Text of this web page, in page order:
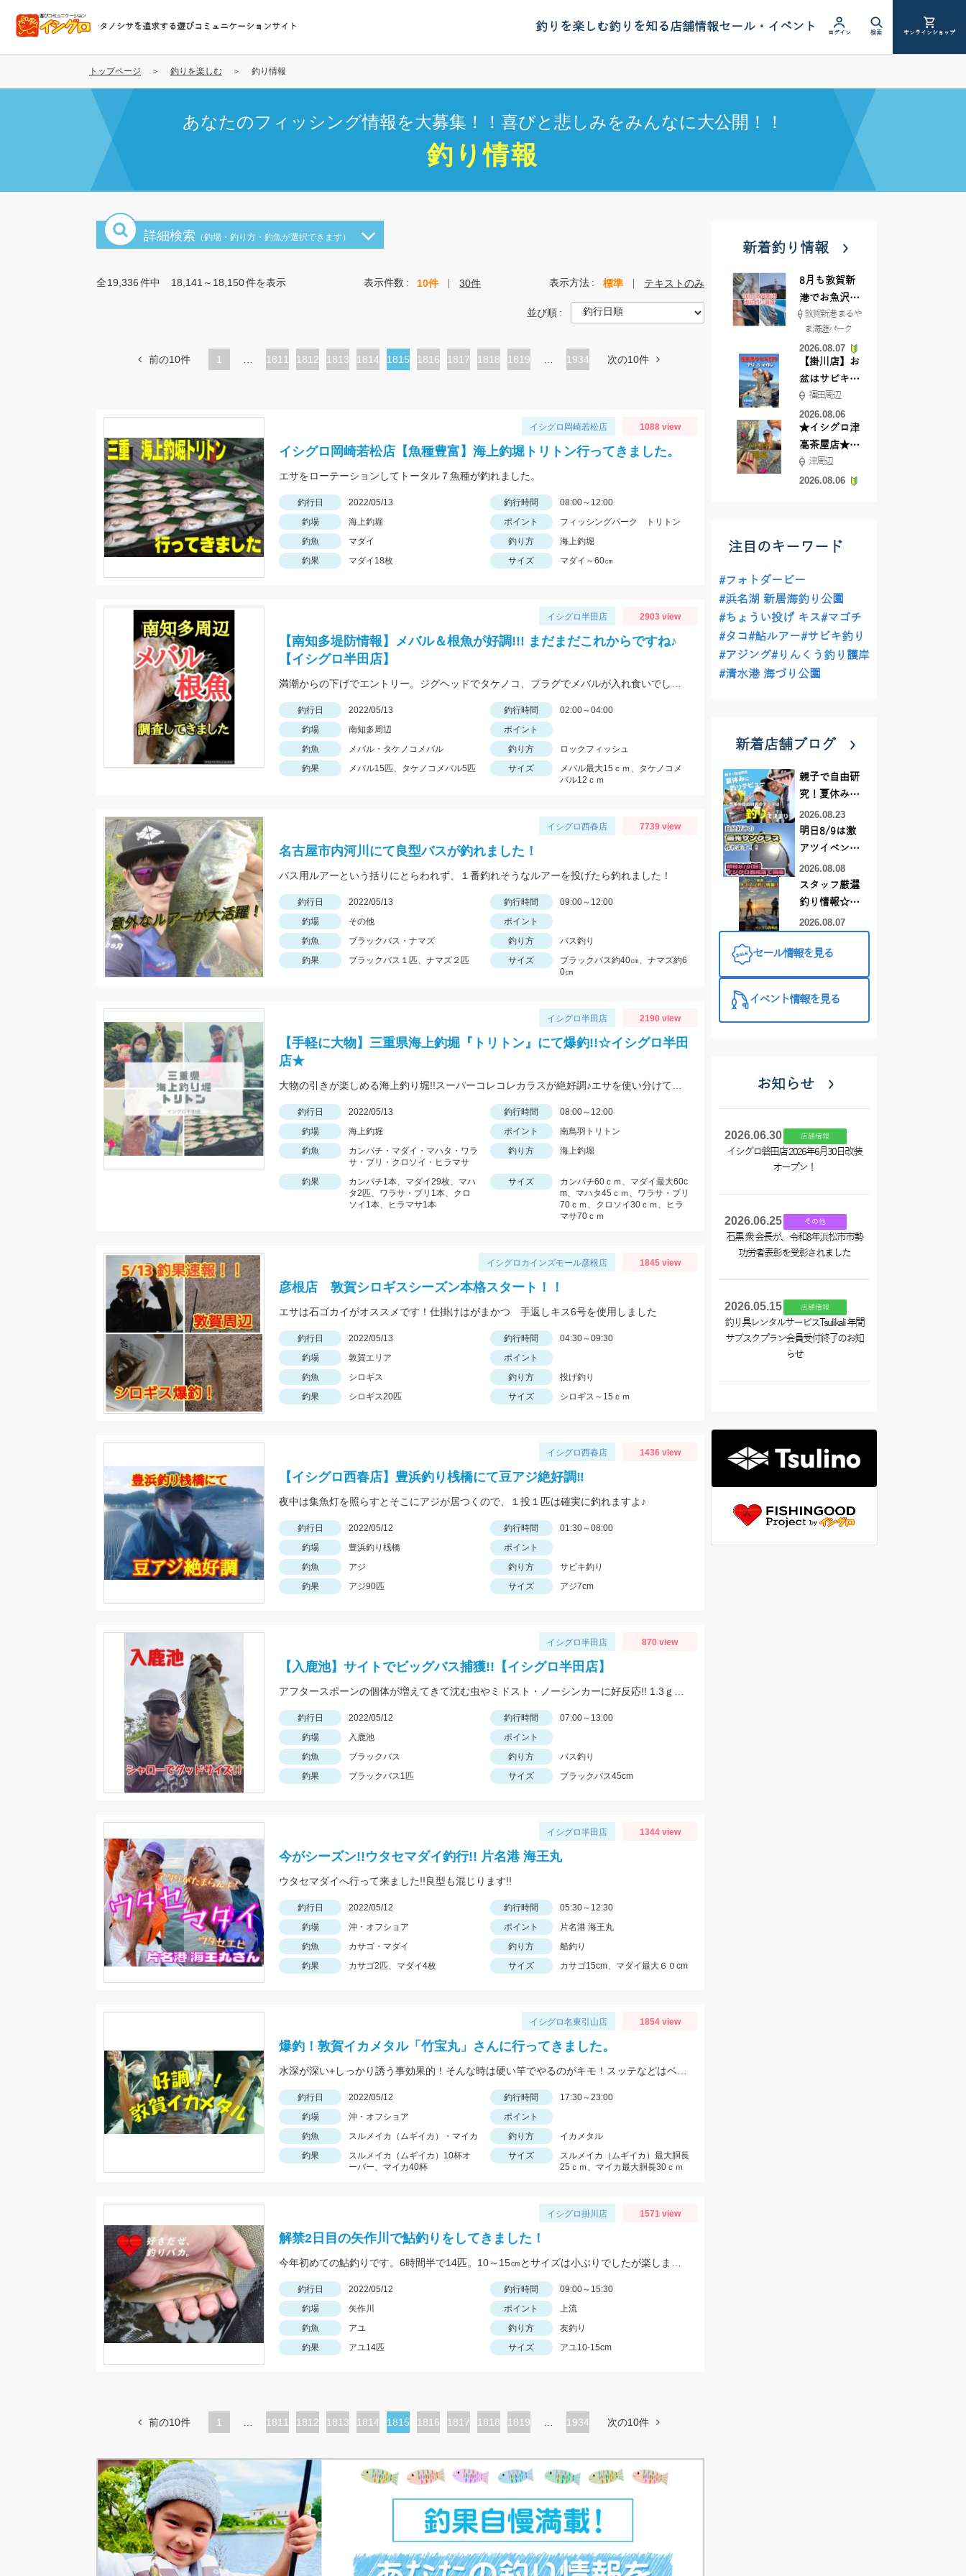
コ
テ
タノシサを追求する遊びコミュニケーションサイト 釣りを楽しむ釣りを知る店舗情報セール・イベント ログイン 検索 オンラインショップ
トップページ 釣りを楽しむ 釣り情報
あなたのフィッシング情報を大募集！！喜びと悲しみをみんなに大公開！！
釣り情報
詳細検索 （釣場・釣り方・釣魚が選択できます）
全19,336件中 18,141～18,150件を表示 表示件数 10件 30件 表示方法 標準 テキストのみ
並び順
前の10件 1
ペ
1811
ペ
1812
ペ
1813
ペ
1814
カ
ペ
1815
ペ
1816
ペ
1817
ペ
1818
ペ
1819 1934 次の10件
イシグロ岡崎若松店 1088 view
イシグロ岡崎若松店【魚種豊富】海上釣堀トリトン行ってきました。
エサをローテーションしてトータル７魚種が釣れました。
釣行日 2022/05/13 釣行時間
08:00～12:00
釣場
海上釣堀 ポイント
フィッシングパーク トリトン
釣魚
マダイ 釣り方
海上釣堀
釣果
マダイ18枚 サイズ マダイ～60㎝
イシグロ半田店 2903 view
【南知多堤防情報】メバル＆根魚が好調!!! まだまだこれからですね♪
【イシグロ半田店】
釣行日 2022/05/13 釣行時間
02:00～04:00
釣場
南知多周辺
ポイント
釣魚
メバル・タケノコメバル 釣り方
ロックフィッシュ
釣果
メバル15匹、タケノコメバル5匹 サイズ
メバル最大15ｃｍ、タケノコメ
バル12ｃｍ
イシグロ西春店 7739 view
名古屋市内河川にて良型バスが釣れました！
バス用ルアーという括りにとらわれず、１番釣れそうなルアーを投げたら釣れました！
釣行日 2022/05/13 釣行時間
09:00～12:00
釣場
その他
ポイント
釣魚
ブラックバス・ナマズ 釣り方
バス釣り
釣果
ブラックバス１匹、ナマズ２匹 サイズ
ブラックバス約40㎝、ナマズ約6
0㎝
イシグロ半田店 2190 view
【手軽に大物】三重県海上釣堀『トリトン』にて爆釣!!☆イシグロ半田
店★
釣行日 2022/05/13 釣行時間
08:00～12:00
釣場
海上釣堀 ポイント
南鳥羽トリトン
釣魚
カンパチ・マダイ・マハタ・ワラ
サ・ブリ・クロソイ・ヒラマサ
釣り方 海上釣堀
釣果
カンパチ1本、マダイ29枚、マハ
タ2匹、ワラサ・ブリ1本、クロ
ソイ1本、ヒラマサ1本
サイズ
カンパチ60ｃｍ、マダイ最大60c
m、マハタ45ｃｍ、ワラサ・ブリ
70ｃｍ、クロソイ30ｃｍ、ヒラ
マサ70ｃｍ
イシグロカインズモール彦根店 1845 view
彦根店 敦賀シロギスシーズン本格スタート！！
エサは石ゴカイがオススメです！仕掛けはがまかつ 手返しキス6号を使用しました
釣行日 2022/05/13 釣行時間
04:30～09:30
釣場
敦賀エリア
ポイント
釣魚
シロギス 釣り方
投げ釣り
釣果
シロギス20匹 サイズ シロギス～15ｃｍ
イシグロ西春店 1436 view
【イシグロ西春店】豊浜釣り桟橋にて豆アジ絶好調‼
夜中は集魚灯を照らすとそこにアジが居つくので、１投１匹は確実に釣れますよ♪
釣行日 2022/05/12 釣行時間
01:30～08:00
釣場
豊浜釣り桟橋
ポイント
釣魚
アジ 釣り方
サビキ釣り
釣果
アジ90匹 サイズ アジ7cm
イシグロ半田店 870 view
【入鹿池】サイトでビッグバス捕獲!!【イシグロ半田店】
釣行日 2022/05/12 釣行時間
07:00～13:00
釣場
入鹿池
ポイント
釣魚
ブラックバス 釣り方
バス釣り
釣果
ブラックバス1匹 サイズ ブラックバス45cm
イシグロ半田店 1344 view
今がシーズン!!ウタセマダイ釣行!! 片名港 海王丸
ウタセマダイへ行って来ました!!良型も混じります!!
釣行日 2022/05/12 釣行時間
05:30～12:30
釣場
沖・オフショア ポイント
片名港 海王丸
釣魚
カサゴ・マダイ 釣り方
船釣り
釣果
カサゴ2匹、マダイ4枚 サイズ カサゴ15cm、マダイ最大６０cm
イシグロ名東引山店 1854 view
爆釣！敦賀イカメタル「竹宝丸」さんに行ってきました。
釣行日 2022/05/12 釣行時間
17:30～23:00
釣場
沖・オフショア
ポイント
釣魚
スルメイカ（ムギイカ）・マイカ 釣り方
イカメタル
釣果
スルメイカ（ムギイカ）10杯オ
ーバー、マイカ40杯
サイズ
スルメイカ（ムギイカ）最大胴長
25ｃｍ、マイカ最大胴長30ｃｍ
イシグロ掛川店 1571 view
解禁2日目の矢作川で鮎釣りをしてきました！
釣行日 2022/05/12 釣行時間
09:00～15:30
釣場
矢作川 ポイント
上流
釣魚
アユ 釣り方
友釣り
釣果
アユ14匹 サイズ アユ10-15cm
前の10件 1
ペ
1811
ペ
ジ
1812
ペ
1813
ペ
1814
カ
ト
ジ
1815
ペ
1816
ペ
1817
ペ
1818
ペ
1819 1934 次の10件
新着釣り情報
8月も敦賀新
港でお魚沢山
♪ イシグロ彦
根店
敦賀新港 まるや
ま海遊パーク
2026.08.07
【掛川店】お
盆はサビキ釣
りいきません
か?
福田周辺
2026.08.06
★イシグロ津
高茶屋店★津
近郊ハゼ釣れ
てます！
津周辺
2026.08.06
注目のキーワード
#フォトダービー
#浜名湖 新居海釣り公園
#ちょうい投げ キス#マゴチ
#タコ#鮎ルアー#サビキ釣り
#アジング#りんくう釣り護岸
#清水港 海づり公園
新着店舗ブログ
親子で自由研
究！夏休みに
釣りデビュー
2026.08.23
明日8/9は激
アツイベント
日！！！～オ
ーダー偏光グ
ラス受注会～
2026.08.08
スタッフ厳選
釣り情報☆彡
連休は何釣り
♪【イシグロ
2026.08.07
セール情報を見る
イベント情報を見る
お知らせ
2026.06.30 店舗情報
イシグロ磐田店 2026年6月30日改装
オープン！
2026.06.25 その他
石黒 衆 会長が、令和8年浜松市市勢
功労者表彰を受彰されました
2026.05.15 店舗情報
釣り具レンタルサービスTsulikali 年間
サブスクプラン会員受付終了のお知
らせ